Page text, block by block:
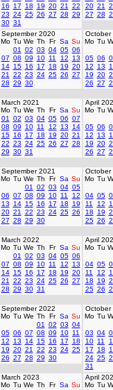
16
17 18 19 20 21
22
23 24 25 26 27 28 29
30 31
20 21
27 28
September 2020
Mo Tu We Th Fr Sa Su
01
02 03 04 05 06
07 08 09 10 11 12
13
14 15 16 17 18 19 20
21
22 23 24 25 26 27
28 29 30
October
Mo Tu
05 06
12
13
19 20
26 27
March 2021
Mo Tu We Th Fr Sa Su
01
02 03 04 05 06 07
08 09 10 11 12 13
14
15 16 17 18 19 20 21
22 23 24 25 26 27 28
29 30 31
April
Mo Tu
05 06
12
13
19 20
26 27
September 2021
Mo Tu We Th Fr Sa Su
01
02 03 04 05
06 07 08 09 10 11
12
13
14 15 16 17 18
19
20 21 22 23 24 25 26
27 28 29 30
October
Mo Tu
04 05
11
12
18
19
25 26
March 2022
Mo Tu We Th Fr Sa Su
01
02 03 04 05 06
07 08 09 10 11 12
13
14 15 16 17 18 19 20
21
22 23 24 25 26 27
28 29 30 31
April
Mo Tu
04 05
11
12
18
19
25 26
September 2022
Mo Tu We Th Fr Sa Su
01
02 03 04
05 06 07 08 09 10 11
12
13 14 15 16 17
18
19 20 21 22 23 24 25
26 27 28 29 30
October
Mo Tu
03 04
10 11
17
18
24 25
31
March 2023
Mo Tu We Th Fr Sa Su
April
Mo Tu